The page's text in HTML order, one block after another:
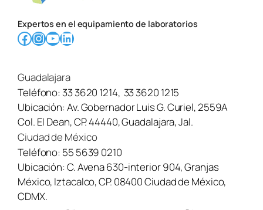
Expertos en el equipamiento de laboratorios
Facebook InstagramYouTube LinkedIn
Guadalajara
Teléfono:33 3620 1214, 33 3620 1215
Ubicación:Av. Gobernador Luis G. Curiel, 2559A
Col. El Dean, CP. 44440, Guadalajara, Jal.
Ciudad de México
Teléfono: 55 5639 0210
Ubicación:C. Avena 630-interior 904, Granjas
México, Iztacalco, CP. 08400 Ciudad de México,
CDMX.